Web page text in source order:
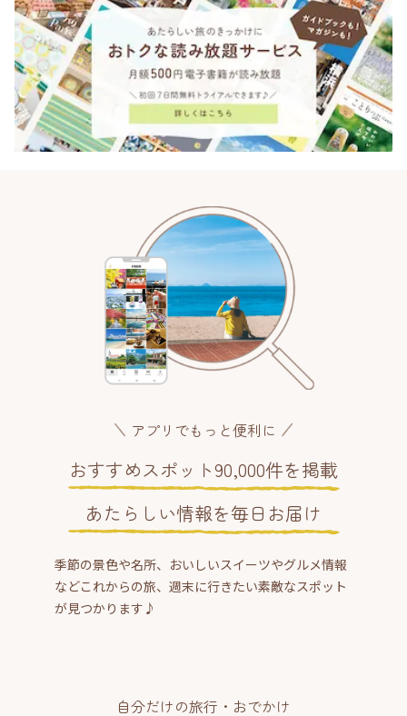
アプリでもっと便利に
おすすめスポット90,000件を掲載
あたらしい情報を毎日お届け
季節の景色や名所、おいしいスイーツやグルメ情報
などこれからの旅、週末に行きたい素敵なスポット
が見つかります♪
自分だけの旅行・おでかけ